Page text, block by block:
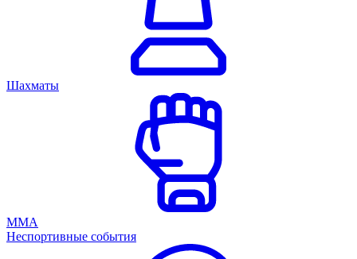
Шахматы
ММА
Неспортивные события